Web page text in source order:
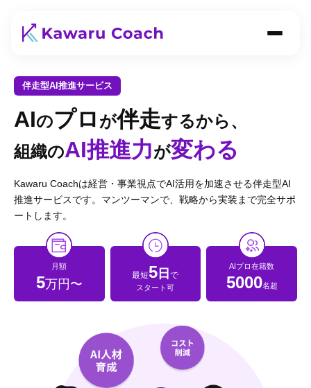
伴走型AI推進サービス
AIのプロ が伴走するから、
組織のAI推進力が変わる
Kawaru Coachは経営・事業視点でAI活用を加速させる伴走型AI
推進サービスです。マンツーマンで、戦略から実装まで完全サポ
ートします。
月額
5万円〜
最短5 日で
スタート可
AIプロ在籍数
5000名超